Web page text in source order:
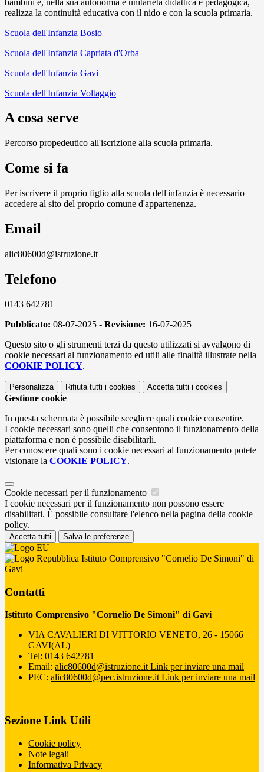
realizza la continuità educativa con il nido e con la scuola primaria.
Scuola dell'Infanzia Bosio
Scuola dell'Infanzia Capriata d'Orba
Scuola dell'Infanzia Gavi
Scuola dell'Infanzia Voltaggio
A cosa serve
Percorso propedeutico all'iscrizione alla scuola primaria.
Come si fa
Per iscrivere il proprio figlio alla scuola dell'infanzia è necessario
accedere al sito del proprio comune d'appartenenza.
Email
alic80600d@istruzione.it
Telefono
0143 642781
Pubblicato: 08-07-2025 - Revisione: 16-07-2025
Questo sito o gli strumenti terzi da questo utilizzati si avvalgono di
cookie necessari al funzionamento ed utili alle finalità illustrate nella
COOKIE POLICY.
Personalizza Rifiuta tutti i cookies Accetta tutti i cookies
Gestione cookie
In questa schermata è possibile scegliere quali cookie consentire.
I cookie necessari sono quelli che consentono il funzionamento della
piattaforma e non è possibile disabilitarli.
Per conoscere quali sono i cookie necessari al funzionamento potete
visionare la COOKIE POLICY.
Cookie necessari per il funzionamento
I cookie necessari per il funzionamento non possono essere
disabilitati. È possibile consultare l'elenco nella pagina della cookie
policy.
Accetta tutti Salva le preferenze
Istituto Comprensivo "Cornelio De Simoni" di
Gavi
Contatti
Istituto Comprensivo "Cornelio De Simoni" di Gavi
VIA CAVALIERI DI VITTORIO VENETO, 26 - 15066
GAVI(AL)
Tel: 0143 642781
Email: alic80600d@istruzione.it Link per inviare una mail
PEC: alic80600d@pec.istruzione.it Link per inviare una mail
Sezione Link Utili
Cookie policy
Note legali
Informativa Privacy